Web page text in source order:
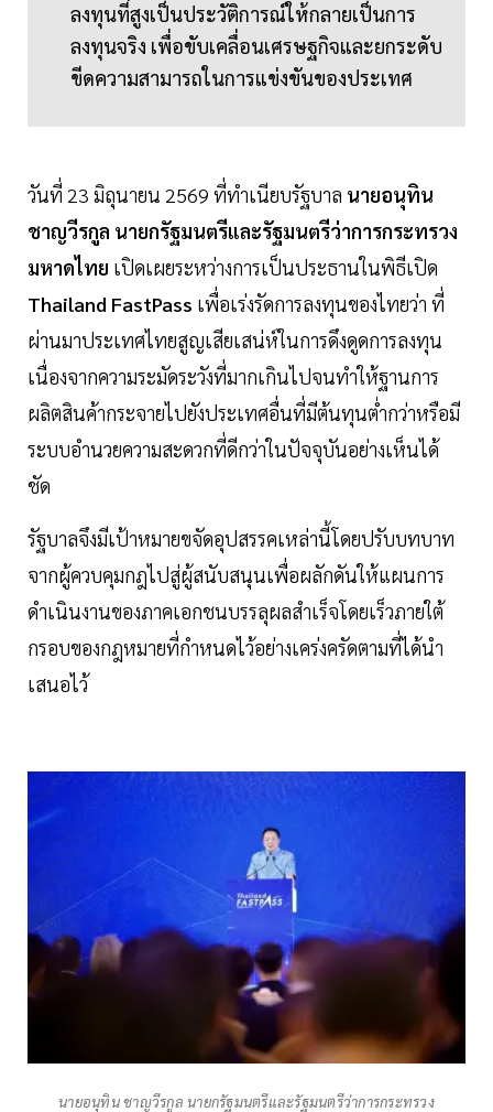
ลงทุนที่สูงเป็นประวัติการณ์ให้กลายเป็นการ
ลงทุนจริง เพื่อขับเคลื่อนเศรษฐกิจและยกระดับ
ขีดความสามารถในการแข่งขันของประเทศ
วันที่ 23 มิถุนายน 2569 ที่ทำเนียบรัฐบาล นายอนุทิน
ชาญวีรกูล นายกรัฐมนตรีและรัฐมนตรีว่าการกระทรวง
มหาดไทย เปิดเผยระหว่างการเป็นประธานในพิธีเปิด
Thailand FastPass เพื่อเร่งรัดการลงทุนของไทยว่า ที่
ผ่านมาประเทศไทยสูญเสียเสน่ห์ในการดึงดูดการลงทุน
เนื่องจากความระมัดระวังที่มากเกินไปจนทำให้ฐานการ
ผลิตสินค้ากระจายไปยังประเทศอื่นที่มีต้นทุนต่ำกว่าหรือมี
ระบบอำนวยความสะดวกที่ดีกว่าในปัจจุบันอย่างเห็นได้
ชัด
รัฐบาลจึงมีเป้าหมายขจัดอุปสรรคเหล่านี้โดยปรับบทบาท
จากผู้ควบคุมกฎไปสู่ผู้สนับสนุนเพื่อผลักดันให้แผนการ
ดำเนินงานของภาคเอกชนบรรลุผลสำเร็จโดยเร็วภายใต้
กรอบของกฎหมายที่กำหนดไว้อย่างเคร่งครัดตามที่ได้นำ
เสนอไว้
นายอนุทิน ชาญวีรกูล นายกรัฐมนตรีและรัฐมนตรีว่าการกระทรวง